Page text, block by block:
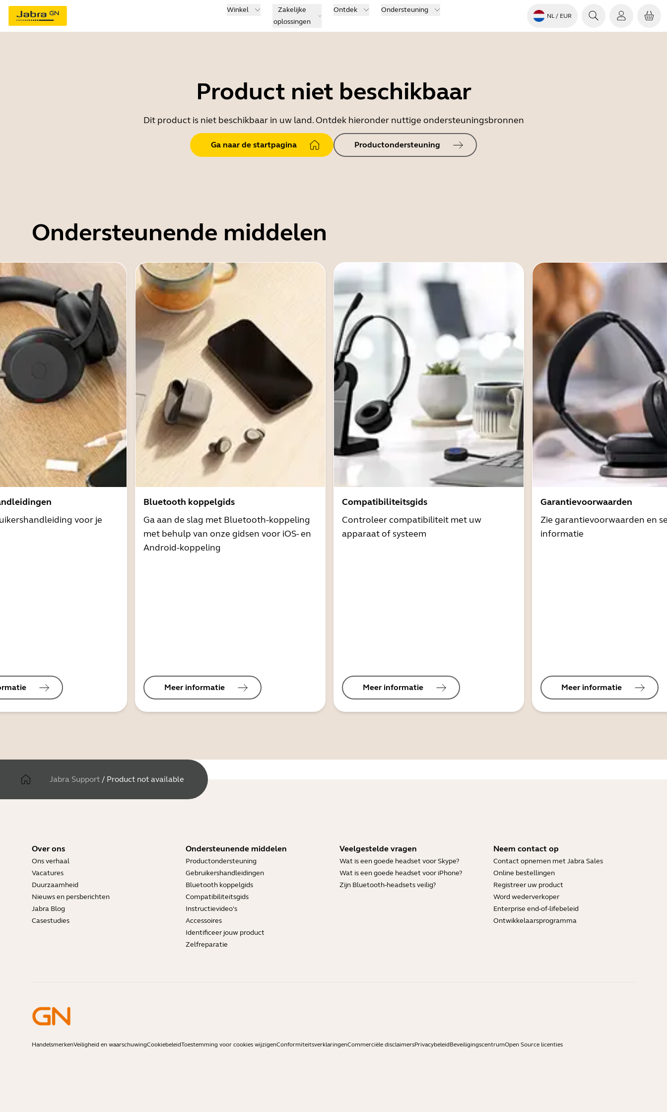
Winkel
Zakelijke
oplossingen
Ontdek Ondersteuning
NL / EUR
Product niet beschikbaar
Dit product is niet beschikbaar in uw land. Ontdek hieronder nuttige ondersteuningsbronnen
Ga naar de startpagina Productondersteuning
Ondersteunende middelen
voor je
Bluetooth koppelgids
Ga aan de slag met Bluetooth-koppeling
met behulp van onze gidsen voor iOS- en
Android-koppeling
Meer informatie
Compatibiliteitsgids
Controleer compatibiliteit met uw
apparaat of systeem
Meer informatie
Garantievoorwaarden
Zie garantievoorwaarden en
informatie
Meer informatie
Jabra Support / Product not available
Over ons
Ons verhaal
Vacatures
Duurzaamheid
Nieuws en persberichten
Jabra Blog
Casestudies
Ondersteunende middelen
Productondersteuning
Gebruikershandleidingen
Bluetooth koppelgids
Compatibiliteitsgids
Instructievideo's
Accessoires
Identificeer jouw product
Zelfreparatie
Veelgestelde vragen
Wat is een goede headset voor Skype?
Wat is een goede headset voor iPhone?
Zijn Bluetooth-headsets veilig?
Neem contact op
Contact opnemen met Jabra Sales
Online bestellingen
Registreer uw product
Word wederverkoper
Enterprise end-of-lifebeleid
Ontwikkelaarsprogramma
HandelsmerkenVeiligheid en waarschuwingCookiebeleidToestemming voor cookies wijzigenConformiteitsverklaringenCommerciële disclaimersPrivacybeleidBeveiligingscentrumOpen Source licenties